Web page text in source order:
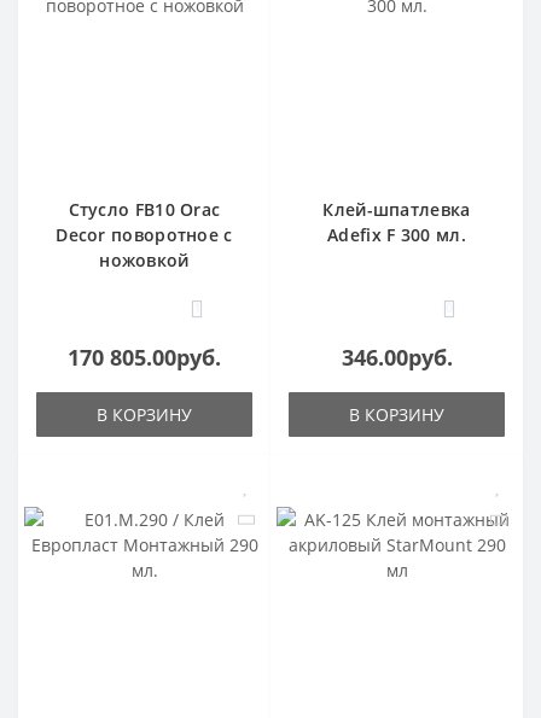
Стусло FB10 Orac
Decor поворотное с
ножовкой
1
170 805.00руб.
В КОРЗИНУ
Клей-шпатлевка
Adefix F 300 мл.
0
346.00руб.
В КОРЗИНУ